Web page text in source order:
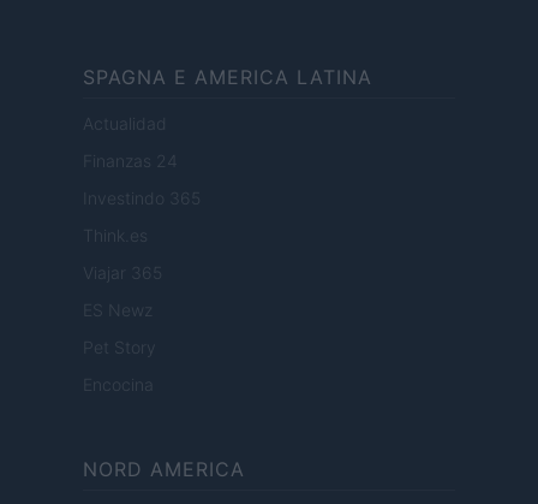
SPAGNA E AMERICA LATINA
Actualidad
Finanzas 24
Investindo 365
Think.es
Viajar 365
ES Newz
Pet Story
Encocina
NORD AMERICA